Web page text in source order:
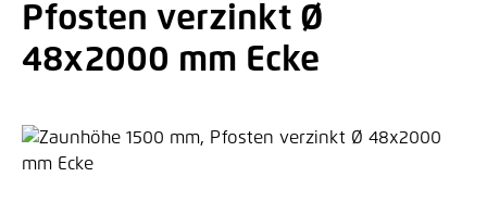
Pfosten verzinkt Ø
48x2000 mm Ecke
Bildergalerie überspringen